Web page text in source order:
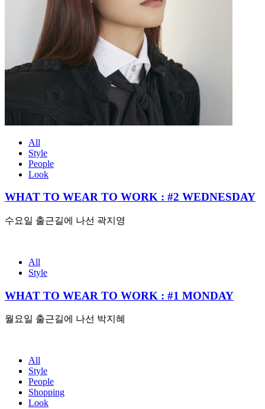
All
Style
People
Look
WHAT TO WEAR TO WORK : #2 WEDNESDAY
수요일 출근길에 나선 곽지영
All
Style
WHAT TO WEAR TO WORK : #1 MONDAY
월요일 출근길에 나선 박지혜
All
Style
People
Shopping
Look